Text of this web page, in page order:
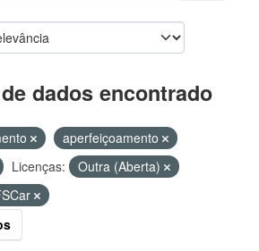
dados encontrado
aperfeiçoamento
Licenças:
Outra (Aberta)